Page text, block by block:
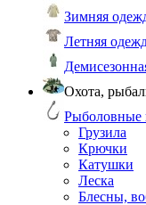
Зимняя
Летняя
Охота,
Рыболовные
Грузила
Крючки
Катушки
Леска
Блесны,